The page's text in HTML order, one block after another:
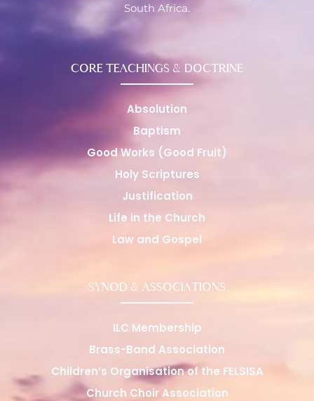
South Africa.
CORE TEACHINGS & DOCTRINE
Absolution
Baptism
Good Works (Good Fruit)
Holy Scriptures
Justification
Life in the Church
Law and Gospel
SYNOD & ASSOCIATIONS
ILC Membership
Brass-Band Association
Children’s Organisation of the FELSISA
Church Choir Association